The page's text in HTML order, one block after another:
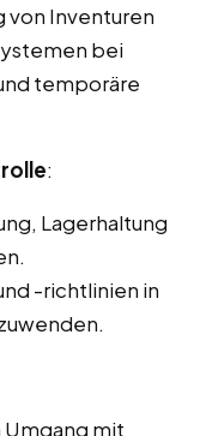
von Inventuren
bei
temporäre
:
Lagerhaltung
-richtlinien in
mit